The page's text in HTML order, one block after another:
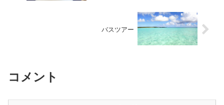
バスツアー
コメント